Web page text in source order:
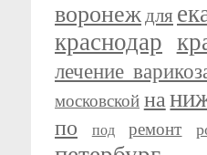
воронеждля
краснодар
лечение
московской на
по под ремонт